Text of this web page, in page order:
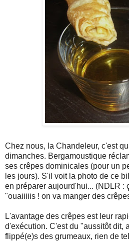
Chez nous, la Chandeleur, c'est
dimanches. Bergamoustique
ses crêpes dominicales (pour un
les jours). S'il voit la photo de ce
en préparer aujourd'hui... (NDLR :
"ouaiiiiis ! on va manger des
L'avantage des crêpes est leur
d'exécution. C'est du "aussitôt dit,
flippé(e)s des grumeaux, rien de